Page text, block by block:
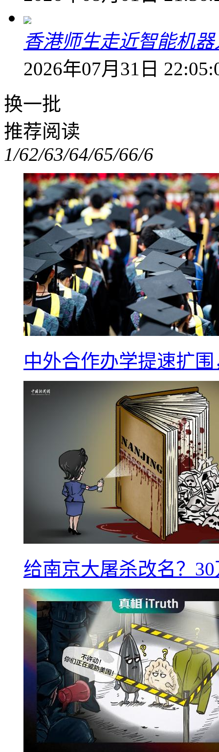
香港师生走近智能机
2026年07月31日
换一批
推荐阅读
1/62/63/64/65/66/6
中外合作办学提速扩
给南京大屠杀改名？